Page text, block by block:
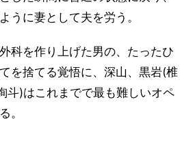
うに妻として夫を労う。
科を作り上げた男の、たったひ
を捨てる覚悟に、深山、黒岩(椎
斗)はこれまでで最も難しいオペ
。